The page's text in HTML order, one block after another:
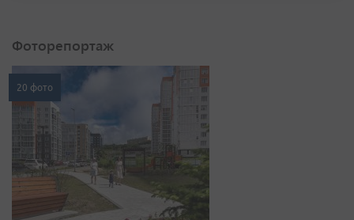
Фоторепортаж
20 фото